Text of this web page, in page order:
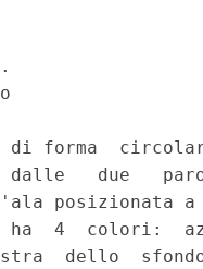
forma
due
posizionata
ha  4  colori:
dello